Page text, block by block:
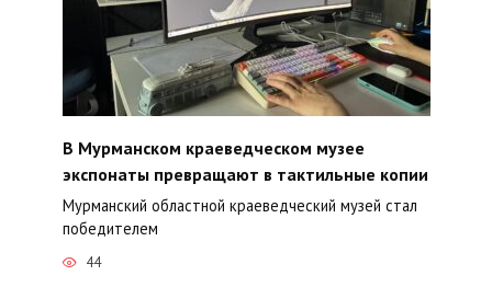
В Мурманском краеведческом музее
экспонаты превращают в тактильные копии
Мурманский областной краеведческий музей стал
победителем
44